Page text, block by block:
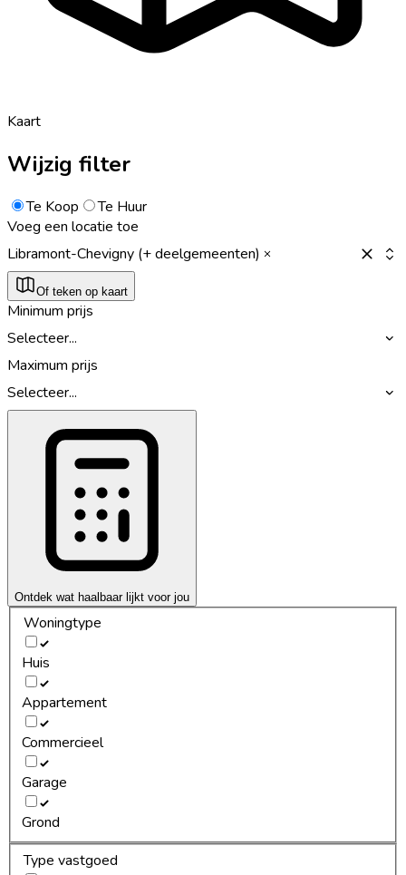
Kaart
Wijzig filter
Te Koop
Te Huur
Voeg een locatie toe
Libramont-Chevigny (+ deelgemeenten)
Of teken op kaart
Minimum prijs
Selecteer...
Maximum prijs
Selecteer...
Ontdek wat haalbaar lijkt voor jou
Woningtype
Huis
Appartement
Commercieel
Garage
Grond
Type vastgoed